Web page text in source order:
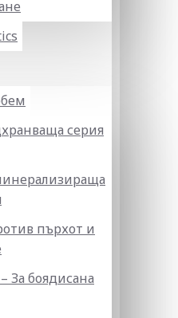
серия
пърхот и
За боядисана